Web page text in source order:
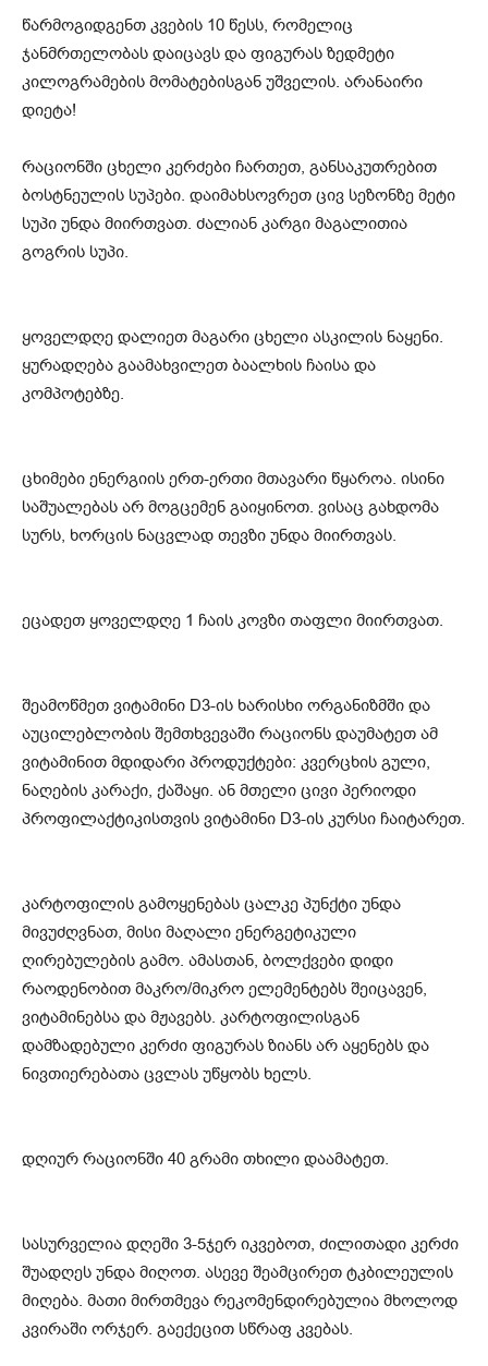
წარმოგიდგენთ კვების 10 წესს, რომელიც
ჯანმრთელობას დაიცავს და ფიგურას ზედმეტი
კილოგრამების მომატებისგან უშველის. არანაირი
დიეტა!
რაციონში ცხელი კერძები ჩართეთ, განსაკუთრებით
ბოსტნეულის სუპები. დაიმახსოვრეთ ცივ სეზონზე მეტი
სუპი უნდა მიირთვათ. ძალიან კარგი მაგალითია
გოგრის სუპი.
ყოველდღე დალიეთ მაგარი ცხელი ასკილის ნაყენი.
ყურადღება გაამახვილეთ ბაალხის ჩაისა და
კომპოტებზე.
ცხიმები ენერგიის ერთ-ერთი მთავარი წყაროა. ისინი
საშუალებას არ მოგცემენ გაიყინოთ. ვისაც გახდომა
სურს, ხორცის ნაცვლად თევზი უნდა მიირთვას.
ეცადეთ ყოველდღე 1 ჩაის კოვზი თაფლი მიირთვათ.
შეამოწმეთ ვიტამინი D3-ის ხარისხი ორგანიზმში და
აუცილებლობის შემთხვევაში რაციონს დაუმატეთ ამ
ვიტამინით მდიდარი პროდუქტები: კვერცხის გული,
ნაღების კარაქი, ქაშაყი. ან მთელი ცივი პერიოდი
პროფილაქტიკისთვის ვიტამინი D3-ის კურსი ჩაიტარეთ.
კარტოფილის გამოყენებას ცალკე პუნქტი უნდა
მივუძღვნათ, მისი მაღალი ენერგეტიკული
ღირებულების გამო. ამასთან, ბოლქვები დიდი
რაოდენობით მაკრო/მიკრო ელემენტებს შეიცავენ,
ვიტამინებსა და მჟავებს. კარტოფილისგან
დამზადებული კერძი ფიგურას ზიანს არ აყენებს და
ნივთიერებათა ცვლას უწყობს ხელს.
დღიურ რაციონში 40 გრამი თხილი დაამატეთ.
სასურველია დღეში 3-5ჯერ იკვებოთ, ძილითადი კერძი
შუადღეს უნდა მიღოთ. ასევე შეამცირეთ ტკბილეულის
მიღება. მათი მირთმევა რეკომენდირებულია მხოლოდ
კვირაში ორჯერ. გაექეცით სწრაფ კვებას.